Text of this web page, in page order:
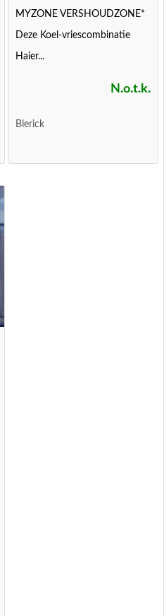
MYZONE VERSHOUDZONE*
Deze Koel-vriescombinatie
Haier...
N.o.t.k.
Blerick